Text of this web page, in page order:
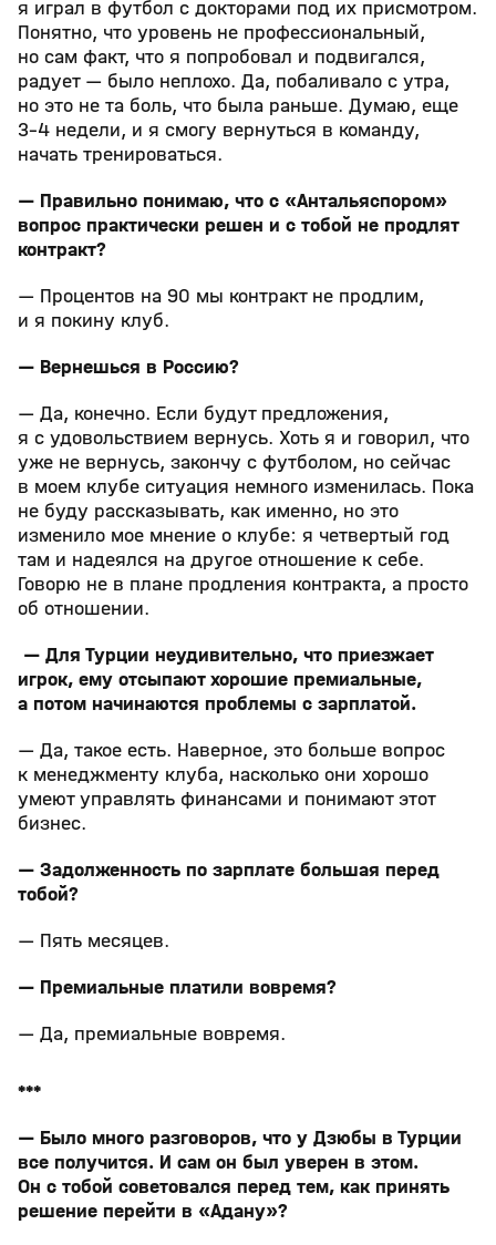
я играл в футбол с докторами под их присмотром.
Понятно, что уровень не профессиональный,
но сам факт, что я попробовал и подвигался,
радует — было неплохо. Да, побаливало с утра,
но это не та боль, что была раньше. Думаю, еще
3-4 недели, и я смогу вернуться в команду,
начать тренироваться.
— Правильно понимаю, что с «Антальяспором»
вопрос практически решен и с тобой не продлят
контракт?
— Процентов на 90 мы контракт не продлим,
и я покину клуб.
— Вернешься в Россию?
— Да, конечно. Если будут предложения,
я с удовольствием вернусь. Хоть я и говорил, что
уже не вернусь, закончу с футболом, но сейчас
в моем клубе ситуация немного изменилась. Пока
не буду рассказывать, как именно, но это
изменило мое мнение о клубе: я четвертый год
там и надеялся на другое отношение к себе.
Говорю не в плане продления контракта, а просто
об отношении.
— Для Турции неудивительно, что приезжает
игрок, ему отсыпают хорошие премиальные,
а потом начинаются проблемы с зарплатой.
— Да, такое есть. Наверное, это больше вопрос
к менеджменту клуба, насколько они хорошо
умеют управлять финансами и понимают этот
бизнес.
— Задолженность по зарплате большая перед
тобой?
— Пять месяцев.
— Премиальные платили вовремя?
— Да, премиальные вовремя.
***
— Было много разговоров, что у Дзюбы в Турции
все получится. И сам он был уверен в этом.
Он с тобой советовался перед тем, как принять
решение перейти в «Адану»?